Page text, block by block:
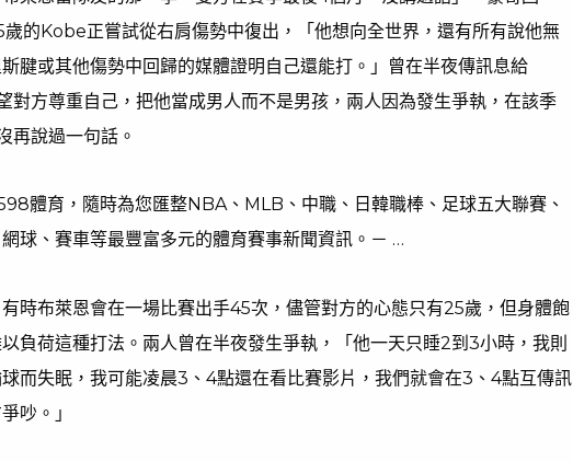
的Kobe正嘗試從右肩傷勢中復出，「他想向全世界，還有所有說他無
腱或其他傷勢中回歸的媒體證明自己還能打。」曾在半夜傳訊息給
對方尊重自己，把他當成男人而不是男孩，兩人因為發生爭執，在該季
再說過一句話。
體育，隨時為您匯整NBA、MLB、中職、日韓職棒、足球五大聯賽、
網球、賽車等最豐富多元的體育賽事新聞資訊。－ …
時布萊恩會在一場比賽出手45次，儘管對方的心態只有25歲，但身體飽
負荷這種打法。兩人曾在半夜發生爭執，「他一天只睡2到3小時，我則
球而失眠，我可能凌晨3、4點還在看比賽影片，我們就會在3、4點互傳訊
吵。」